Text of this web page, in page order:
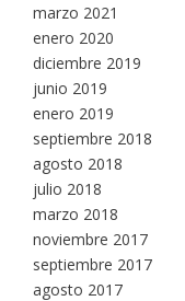
marzo 2021
enero 2020
diciembre 2019
junio 2019
enero 2019
septiembre 2018
agosto 2018
julio 2018
marzo 2018
noviembre 2017
septiembre 2017
agosto 2017